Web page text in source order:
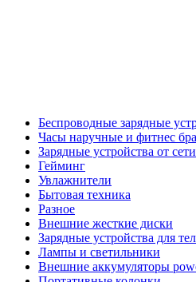
Беспроводные зарядные
Часы наручные и фитнес
Зарядные устройства от сети
Гейминг
Увлажнители
Бытовая техника
Разное
Внешние жесткие диски
Зарядные устройства для
Лампы и светильники
Внешние аккумуляторы